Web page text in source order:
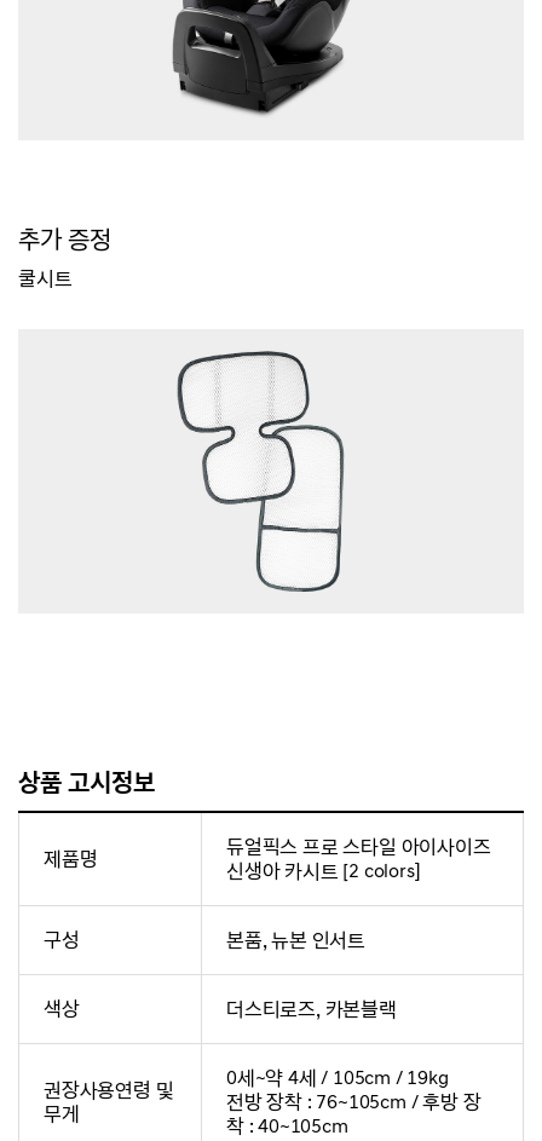
추가 증정
쿨시트
상품 고시정보
제품명
듀얼픽스 프로 스타일 아이사이즈
신생아 카시트 [2 colors]
구성 본품, 뉴본 인서트
색상 더스티로즈, 카본블랙
권장사용연령 및
무게
0세~약 4세 / 105cm / 19kg
전방 장착 : 76~105cm / 후방 장
착 : 40~105cm